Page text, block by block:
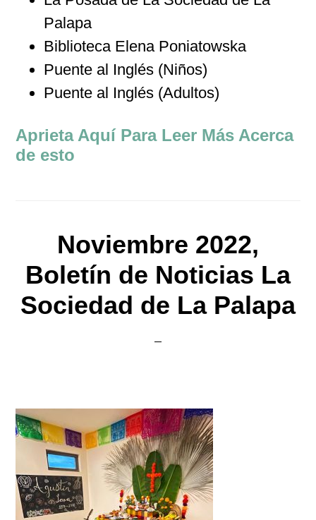
Palapa
Biblioteca Elena Poniatowska
Puente al Inglés (Niños)
Puente al Inglés (Adultos)
Aprieta Aquí Para Leer Más Acerca
de esto
Noviembre 2022,
Boletín de Noticias La
Sociedad de La Palapa